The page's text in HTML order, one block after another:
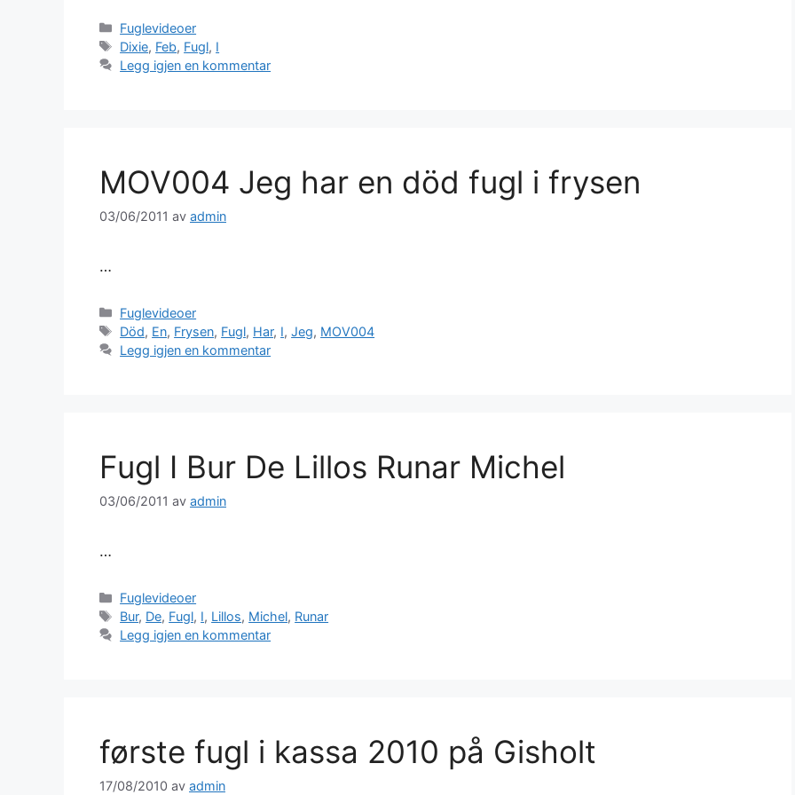
Kategorier
Fuglevideoer
Stikkord
Dixie, Feb, Fugl, I
Legg igjen en kommentar
MOV004 Jeg har en död fugl i frysen
03/06/2011 av admin
…
Kategorier
Fuglevideoer
Stikkord
Död, En, Frysen, Fugl, Har, I,Jeg, MOV004
Legg igjen en kommentar
Fugl I Bur De Lillos Runar Michel
03/06/2011 av admin
…
Kategorier
Fuglevideoer
Stikkord
Bur, De, Fugl, I, Lillos, Michel, Runar
Legg igjen en kommentar
første fugl i kassa 2010 på Gisholt
17/08/2010 av admin